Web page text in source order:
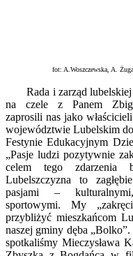
fot: A.Woszczewska, A.
Rada i zarząd lubelskiej
na czele z Panem
zaprosili nas jako
województwie Lubelskim
Festynie Edukacyjnym
„Pasje ludzi pozytywnie
celem tego zdarzenia
Lubelszczyzna to
pasjami –
sportowymi. My
przybliżyć mieszkańcom
naszej gminy dęba
spotkaliśmy Mieczysława